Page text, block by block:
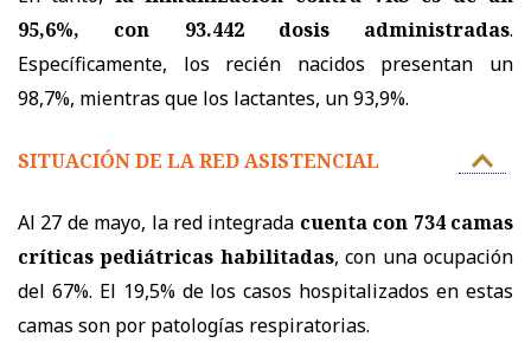
95,6%, con 93.442 dosis administradas.
Específicamente, los recién nacidos presentan un
98,7%, mientras que los lactantes, un 93,9%.
SITUACIÓN DE LA RED ASISTENCIAL
Al 27 de mayo, la red integrada cuenta con 734 camas
críticas pediátricas habilitadas, con una ocupación
del 67%. El 19,5% de los casos hospitalizados en estas
camas son por patologías respiratorias.